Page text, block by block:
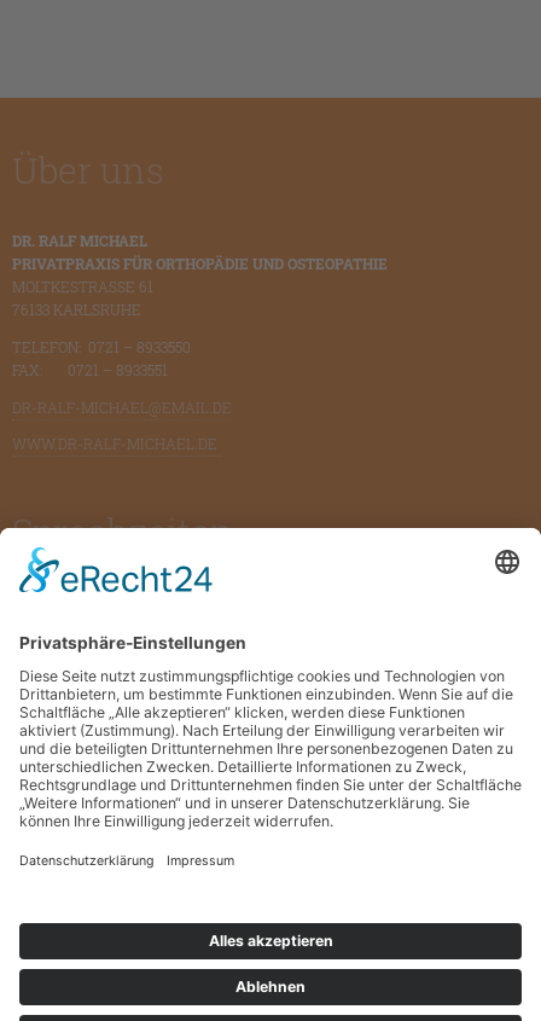
Über uns
DR. RALF MICHAEL
PRIVATPRAXIS FÜR ORTHOPÄDIE UND OSTEOPATHIE
MOLTKESTRASSE 61
76133 KARLSRUHE
TELEFON: 0721 – 8933550
FAX: 0721 – 8933551
DR-RALF-MICHAEL@EMAIL.DE
WWW.DR-RALF-MICHAEL.DE
Sprechzeiten
BITTE HABEN SIE VERSTÄNDNIS DAFÜR,
TELEFONISCH VERGEBEN.
Rechtliches
KONTAKT
IMPRESSUM
COOKIE-EINSTELLUNGEN